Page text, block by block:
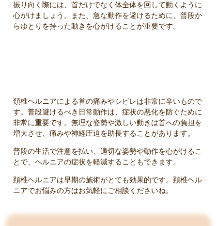
振り向く際には、首だけでなく体全体を回して動くように
心がけましょう。また、急な動作を避けるために、普段か
らゆとりを持った動きを心がけることが重要です。
頚椎ヘルニアによる首の痛みやシビレは非常に辛いもので
す。普段避けるべき日常動作は、症状の悪化を防ぐために
非常に重要です。無理な姿勢や激しい動きは首への負担を
増大させ、痛みや神経圧迫を助長することがあります。
普段の生活で注意を払い、適切な姿勢や動作を心がけるこ
とで、ヘルニアの症状を軽減することもできます。
頚椎ヘルニアは早期の施術がとても効果的です。頚椎ヘル
ニアでお悩みの方はお気軽にご相談くださいね。